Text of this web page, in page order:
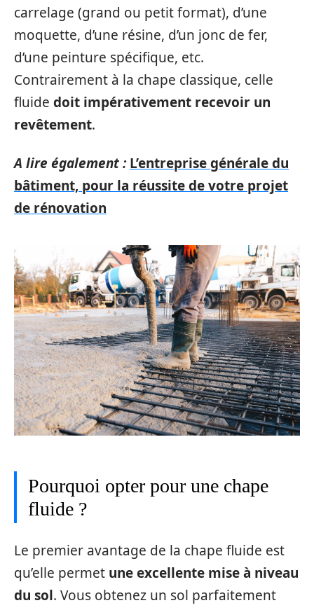
carrelage (grand ou petit format), d’une
moquette, d’une résine, d’un jonc de fer,
d’une peinture spécifique, etc.
Contrairement à la chape classique, celle
fluide doit impérativement recevoir un
revêtement.
A lire également : L’entreprise générale du
bâtiment, pour la réussite de votre projet
de rénovation
Pourquoi opter pour une chape
fluide ?
Le premier avantage de la chape fluide est
qu’elle permet une excellente mise à niveau
du sol. Vous obtenez un sol parfaitement